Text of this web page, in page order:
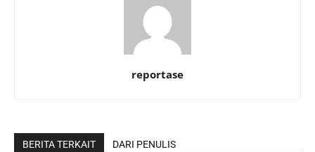
reportase
BERITA TERKAIT DARI PENULIS